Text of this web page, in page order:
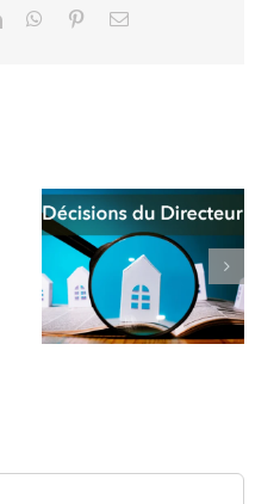
LinkedInWhatsApp
PinterestEmail